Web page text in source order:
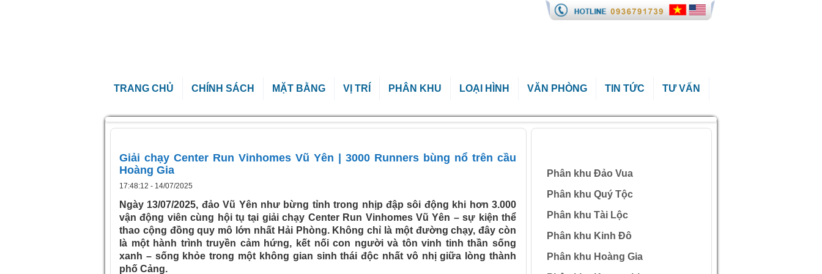
TRANG CHỦ CHÍNH SÁCH MẶT BẰNG VỊ TRÍ PHÂN KHU LOẠI HÌNH VĂN PHÒNG TIN TỨC TƯ VẤN
Giải chạy Center Run Vinhomes Vũ Yên | 3000 Runners bùng nổ trên cầu
Hoàng Gia
17:48:12 - 14/07/2025
Ngày 13/07/2025, đảo Vũ Yên như bừng tỉnh trong nhịp đập sôi động khi hơn 3.000
vận động viên cùng hội tụ tại giải chạy Center Run Vinhomes Vũ Yên – sự kiện thể
thao cộng đồng quy mô lớn nhất Hải Phòng. Không chỉ là một đường chạy, đây còn
là một hành trình truyền cảm hứng, kết nối con người và tôn vinh tinh thần sống
xanh – sống khỏe trong một không gian sinh thái độc nhất vô nhị giữa lòng thành
phố Cảng.
Phân khu Đảo Vua
Phân khu Quý Tộc
Phân khu Tài Lộc
Phân khu Kinh Đô
Phân khu Hoàng Gia